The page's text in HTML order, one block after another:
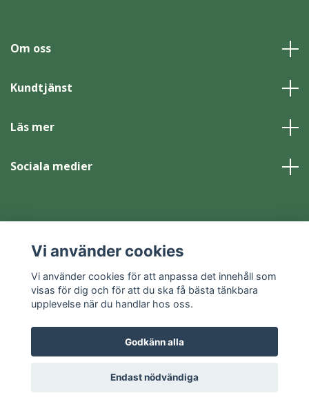
Om oss
Kundtjänst
Läs mer
Sociala medier
Vi använder cookies
Vi använder cookies för att anpassa det innehåll som
visas för dig och för att du ska få bästa tänkbara
upplevelse när du handlar hos oss.
Godkänn alla
Endast nödvändiga